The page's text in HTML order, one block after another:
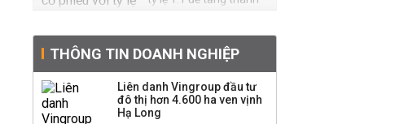
Quy hoạch 4 khu lấn
biển ở Phú Quốc
THÔNG TIN DOANH NGHIỆP
Liên danh Vingroup đầu tư
đô thị hơn 4.600 ha ven vịnh
Hạ Long